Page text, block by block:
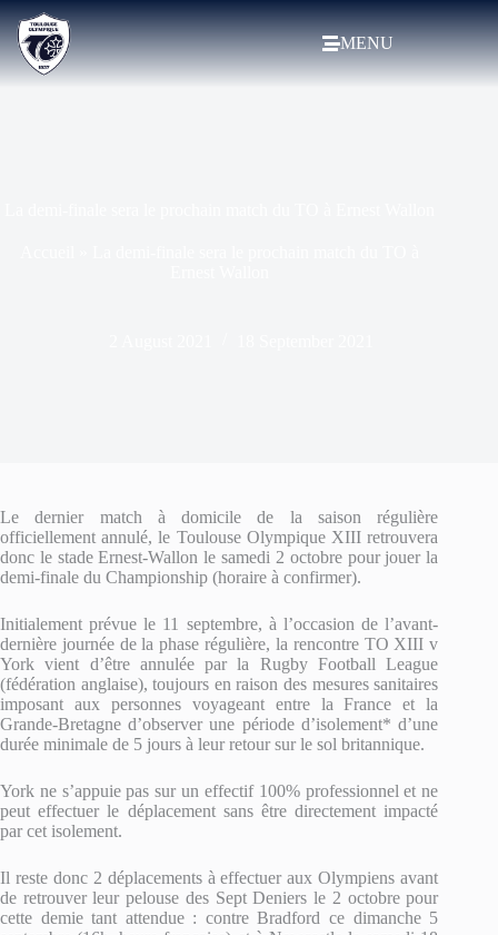
MENU
Le dernier match à domicile de la saison régulière
officiellement annulé, le Toulouse Olympique XIII retrouvera
donc le stade Ernest-Wallon le samedi 2 octobre pour jouer la
demi-finale du Championship (horaire à confirmer).
Initialement prévue le 11 septembre, à l’occasion de l’avant-
dernière journée de la phase régulière, la rencontre TO XIII v
York vient d’être annulée par la Rugby Football League
(fédération anglaise), toujours en raison des mesures sanitaires
imposant aux personnes voyageant entre la France et la
Grande-Bretagne d’observer une période d’isolement* d’une
durée minimale de 5 jours à leur retour sur le sol britannique.
York ne s’appuie pas sur un effectif 100% professionnel et ne
peut effectuer le déplacement sans être directement impacté
par cet isolement.
Il reste donc 2 déplacements à effectuer aux Olympiens avant
de retrouver leur pelouse des Sept Deniers le 2 octobre pour
cette demie tant attendue : contre Bradford ce dimanche 5